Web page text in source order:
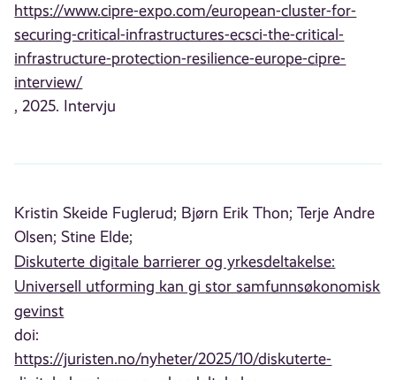
https://www.cipre-expo.com/european-cluster-for-
securing-critical-infrastructures-ecsci-the-critical-
infrastructure-protection-resilience-europe-cipre-
interview/
, 2025. Intervju
Kristin Skeide Fuglerud; Bjørn Erik Thon; Terje Andre
Olsen; Stine Elde;
Diskuterte digitale barrierer og yrkesdeltakelse:
Universell utforming kan gi stor samfunnsøkonomisk
gevinst
doi:
https://juristen.no/nyheter/2025/10/diskuterte-